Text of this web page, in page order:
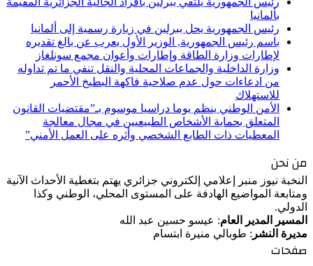
بألمانيا
رئيس الجمهورية يحل ببرلين في زيارة رسمية إلى ألمانيا
باسم رئيس الجمهورية, الوزير الأول يعرب عن بالغ تقديره
لإطارات وزارة الطاقة وإطارات وأعوان مجمع سونلغاز
وزارة الداخلية والجماعات المحلية والنقل تنفي ما تم تداوله
من ادعاءات حول عدم صلاحية فاكهة البطيخ الأحمر
للاستهلاك
الأمن الوطني ينظم يوما دراسيا موسوم بـ”مقتضيات القانون
المتعلق بحماية الأشخاص الطبيعيين في مجال معالجة
المعطيات ذات الطابع الشخصي وأثره على العمل الأمني”
من نحن
النخبة نيوز منبر إعلامي إلكتروني جزائري يهتم بتغطية الأحداث الآنية
ومتابعة المواضيع الهادفة على المستوى المحلي، الوطني وكذا
الدولي.
المسير المدير العام: عيسو حسين عبد الله
مديرة النشر : طوبالي منيرة ابتسام
صفحات